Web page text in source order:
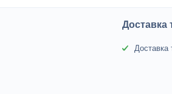
Доставка
Доставка